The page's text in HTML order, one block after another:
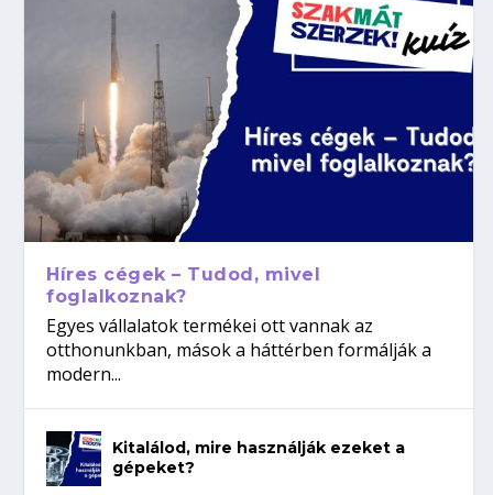
Híres cégek – Tudod, mivel
foglalkoznak?
Egyes vállalatok termékei ott vannak az
otthonunkban, mások a háttérben formálják a
modern...
Kitalálod, mire használják ezeket a
gépeket?